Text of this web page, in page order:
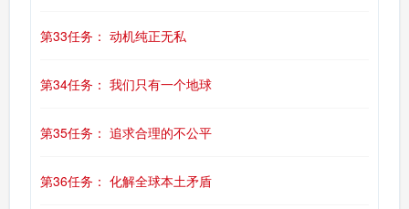
第33任务： 动机纯正无私
第34任务： 我们只有一个地球
第35任务： 追求合理的不公平
第36任务： 化解全球本土矛盾